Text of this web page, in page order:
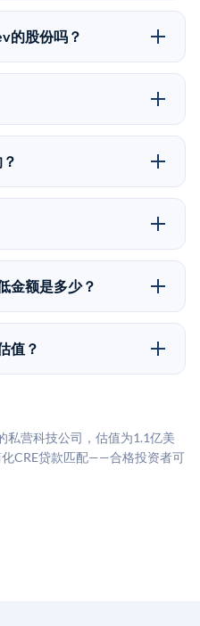
家私有公司。最近的已知
级市场上的Pre-IPO股价
的股份吗？
写本页表单或在
Lev股份的投资意向。所
注册的经纪交易商，
元的另类投资。
的股份流动性低，意味
不存在确定的退出时间
的估值在融资轮次之间可
前咨询其财务顾问并审阅
通过二级市场平台从现有
他持有人）处购买股
成这些交易，代表双方处
径：在二级市场将股份出
完成IPO或被收购。两
是不可预测的，投资者应
金额是多少？
品的最低投资金额为
产品和股份供应情况而有
值？
，以反映流动性不足和信
议，可能与实际交易价
私营科技公司，估值为1.1亿美
CRE贷款匹配——合格投资者可